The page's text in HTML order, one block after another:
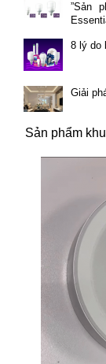
”Sản
8 lý do
Giải
Sản phẩm